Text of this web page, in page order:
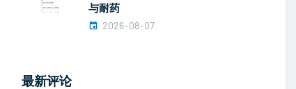
与耐药
2026-08-07
最新评论